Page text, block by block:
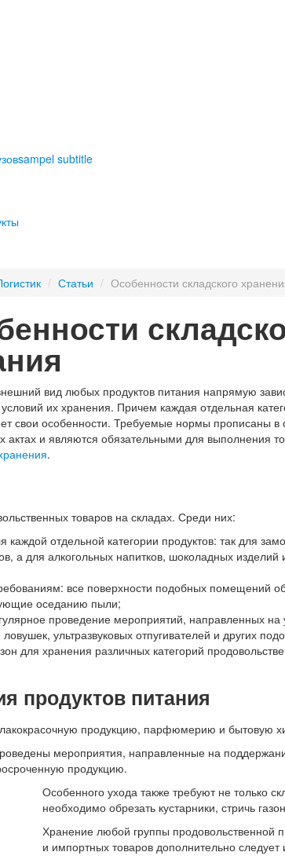
sampel subtitle
/ Статьи / Особенности складского
вид любых продуктов питания напрямую
их хранения. Причем каждая отдельная
свои особенности. Требуемые нормы прописаны в
актах и являются обязательными для выполнения
.
товаров на складах. Среди них:
отдельной категории продуктов: так для
а для алкогольных напитков, шоколадных изделий
все поверхности подобных помещений
оседанию пыли;
проведение мероприятий, направленных на
ультразвуковых отпугивателей и других
для хранения различных категорий
продуктов питания
лакокрасочную продукцию, парфюмерию и бытовую
мероприятия, направленные на
продукцию.
Особенного ухода также требуют не только
необходимо обрезать кустарники, стричь
Хранение любой группы продовольственной
и импортных товаров дополнительно